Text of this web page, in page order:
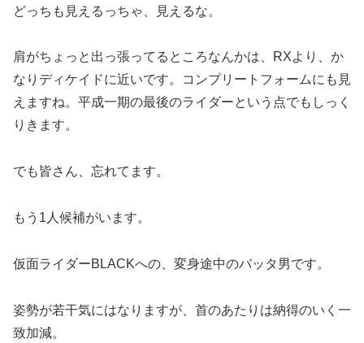
どっちも見えるっちゃ、見えるな。
肩がちょっと出っ張ってるところなんかは、RXより、か
なりディケイドに近いです。コンプリートフォームにも見
えますね。平成一期の最後のライダーという点でもしっく
りきます。
でも皆さん、忘れてます。
もう1人候補がいます。
仮面ライダーBLACKへの、変身途中のバッタ男です。
姿勢が若干気にはなりますが、首のあたりは納得のいく一
致加減。